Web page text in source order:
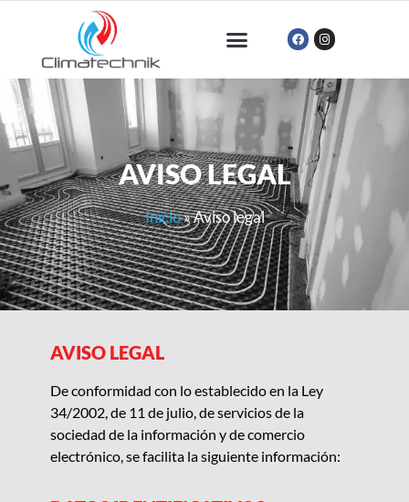
AVISO LEGAL
Inicio»Aviso legal
AVISO LEGAL
De conformidad con lo establecido en la Ley
34/2002, de 11 de julio, de servicios de la
sociedad de la información y de comercio
electrónico, se facilita la siguiente información: